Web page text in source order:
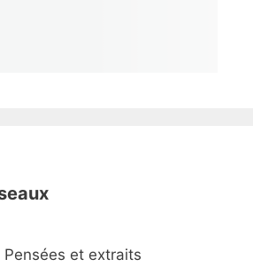
et extraits